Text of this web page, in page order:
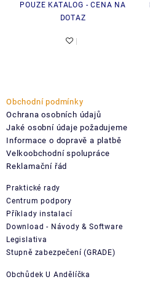
120W POE0801
POUZE KATALOG - CENA NA
DOTAZ
Obchodní podmínky
Ochrana osobních údajů
Jaké osobní údaje požadujeme
Informace o dopravě a platbě
Velkoobchodní spolupráce
Reklamační řád
Praktické rady
Centrum podpory
Příklady instalací
Download - Návody & Software
Legislativa
Stupně zabezpečení (GRADE)
Obchůdek U Andělíčka